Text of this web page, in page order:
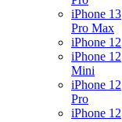
iPhone 13
Pro Max
iPhone 12
iPhone 12
Mini
iPhone 12
Pro
iPhone 12